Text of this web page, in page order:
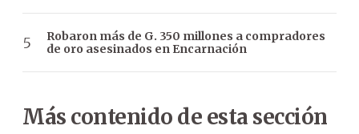
Robaron más de G. 350 millones a compradores
de oro asesinados en Encarnación
Más contenido de esta sección